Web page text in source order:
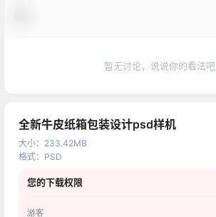
暂无讨论，说说你的看法吧
全新牛皮纸箱包装设计psd样机
大小： 233.42MB
格式： PSD
您的下载权限
游客